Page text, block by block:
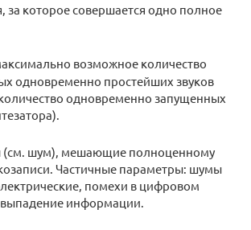
которое совершается одно полное
возможное количество
одновременно простейших звуков
одновременно запущенных
шум), мешающие полноценному
Частичные параметры: шумы
помехи в цифровом
информации.